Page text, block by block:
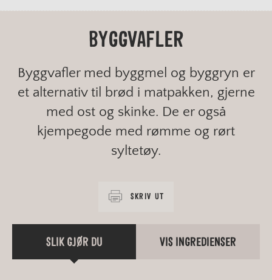
BYGGVAFLER
Byggvafler med byggmel og byggryn er
et alternativ til brød i matpakken, gjerne
med ost og skinke. De er også
kjempegode med rømme og rørt
syltetøy.
SKRIV UT
SLIK GJØR DU VIS INGREDIENSER